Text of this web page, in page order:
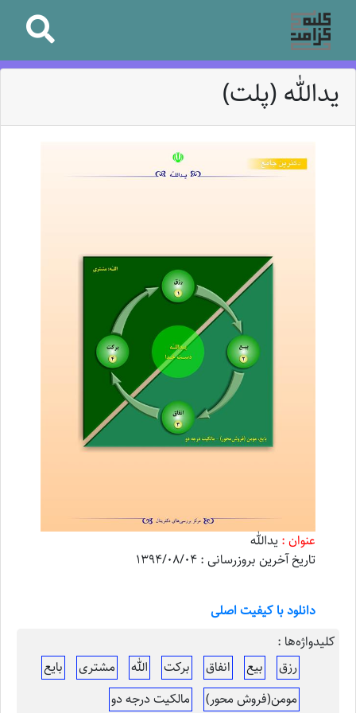
یدالله (پلت)
عنوان : یدالله
تاریخ آخرین بروزرسانی : 1394/08/04
دانلود با کیفیت اصلی
کلیدواژه‌ها :
رزق
بیع انفاق برکت الله مشتری
بایع
مومن(فروش محور)
مالکیت درجه دو